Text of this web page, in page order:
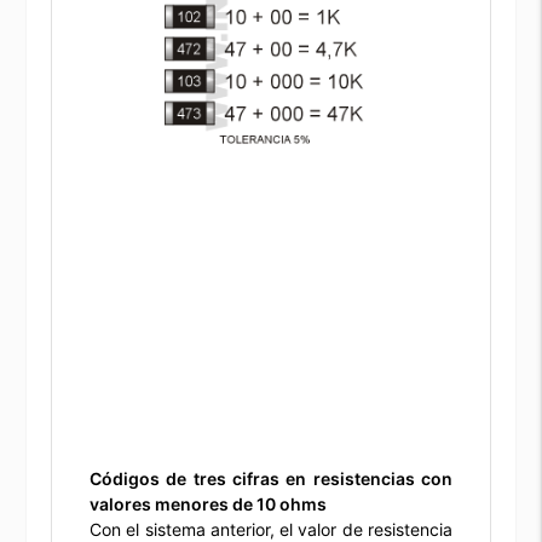
Códigos de tres cifras en resistencias con
valores menores de 10 ohms
Con el sistema anterior, el valor de resistencia